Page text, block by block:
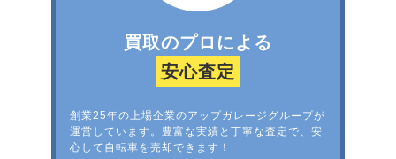
買取のプロによる
安心査定
創業25年の上場企業のアップガレージグループが
運営しています。豊富な実績と丁寧な査定で、安
心して自転車を売却できます！